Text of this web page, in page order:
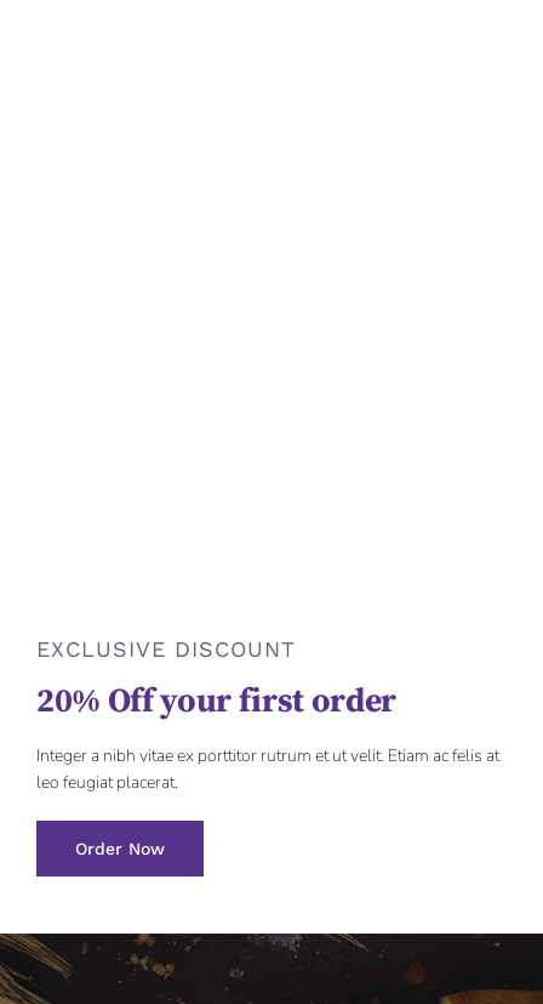
EXCLUSIVE DISCOUNT
20% Off your first order
Integer a nibh vitae ex porttitor rutrum et ut velit. Etiam ac felis at
leo feugiat placerat.
Order Now